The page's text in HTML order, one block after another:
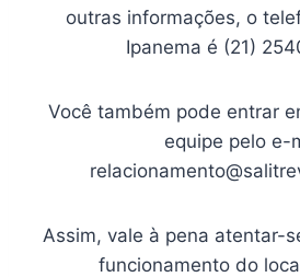
outras informações, o
Ipanema é (21)
Você também pode entrar
equipe pelo e-
Assim, vale à pena atentar-
funcionamento do